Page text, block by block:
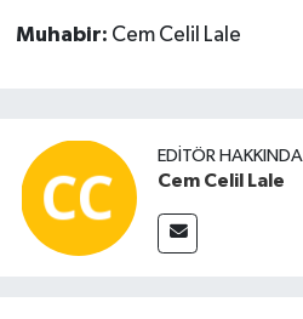
Muhabir: Cem Celil Lale
EDITÖR HAKKINDA
Cem Celil Lale